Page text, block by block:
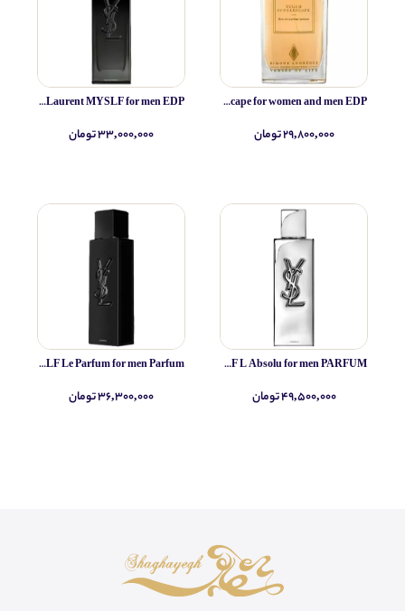
Simone Andreoli Tulum Junglescape for women and men EDP
۲۹,۸۰۰,۰۰۰ تومان
Yves Saint Laurent MYSLF L Absolu for men PARFUM
۴۹,۵۰۰,۰۰۰ تومان
Yves Saint Laurent MYSLF for men EDP
۳۳,۰۰۰,۰۰۰ تومان
Yves Saint Laurent MYSLF Le Parfum for men Parfum
۳۶,۳۰۰,۰۰۰ تومان